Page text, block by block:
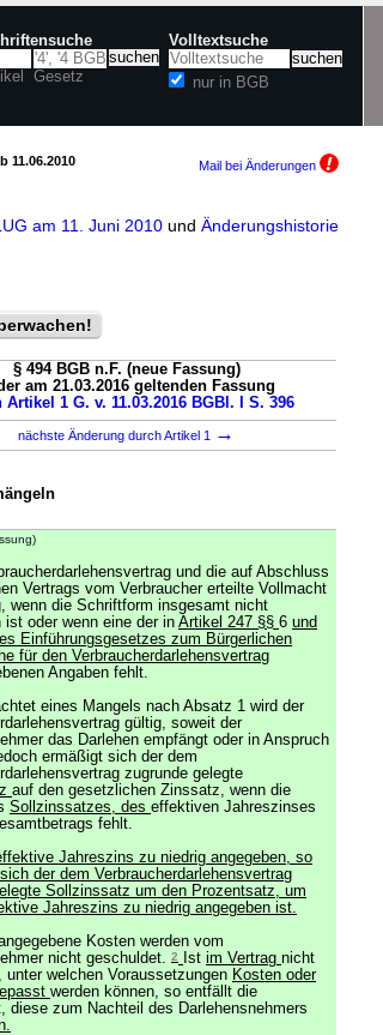
Gesetz
Volltextsuche
nur in BGB
11.06.2010 Mail bei Änderungen
am 11. Juni 2010 und Änderungshistorie
§ 494 BGB n.F. (neue Fassung)
am 21.03.2016 geltenden Fassung
Artikel 1 G. v. 11.03.2016 BGBl. I S. 396
nächste Änderung durch Artikel 1 →
und die auf Abschluss
Vertrags vom Verbraucher erteilte Vollmacht
wenn die Schriftform insgesamt nicht
ist oder wenn eine der in Artikel 247 §§ 6 und
Einführungsgesetzes zum Bürgerlichen
für den Verbraucherdarlehensvertrag
Angaben fehlt.
eines Mangels nach Absatz 1 wird der
gültig, soweit der
das Darlehen empfängt oder in Anspruch
ermäßigt sich der dem
zugrunde gelegte
auf den gesetzlichen Zinssatz, wenn die
Sollzinssatzes, des effektiven Jahreszinses
fehlt.
Jahreszins zu niedrig angegeben, so
der dem Verbraucherdarlehensvertrag
Sollzinssatz um den Prozentsatz, um
Jahreszins zu niedrig angegeben ist.
Kosten werden vom
nicht geschuldet. 2 Ist im Vertrag nicht
unter welchen Voraussetzungen Kosten oder
werden können, so entfällt die
diese zum Nachteil des Darlehensnehmers